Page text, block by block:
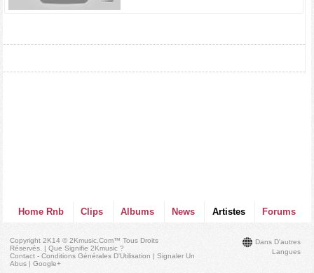
Home Rnb Clips Albums News Artistes Forums
Dans D'autres
Langues
Copyright 2K14 © 2Kmusic.com™Tous Droits
Réservés . |Que Signifie 2Kmusic ?
Contact - Conditions Générales D'Utilisation |Signaler Un
Abus |Google+